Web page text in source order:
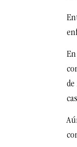
de